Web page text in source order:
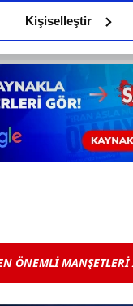
en iyi içerikleri
gösterdiğimizi
karşılamak
sizlere hatırlatmak
bu çerezlere
hedefli reklamlar
olup gerekli olan
sunulması
Diğer çerezler,
Kişiselleştir
ÖNEMLİ